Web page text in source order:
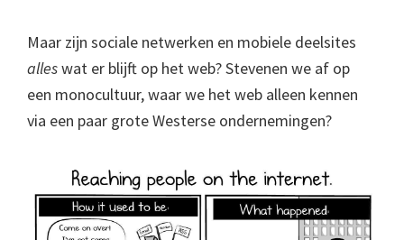
Maar zijn sociale netwerken en mobiele deelsites
alleswat er blijft op het web? Stevenen we af op
een monocultuur, waar we het web alleen kennen
via een paar grote Westerse ondernemingen?